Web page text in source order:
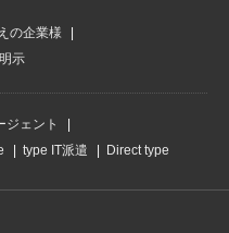
の企業様
示
ジェント
type IT派遣 Direct type